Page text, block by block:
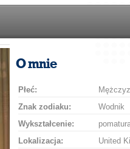
O mnie
Płeć:
Znak zodiaku:
Wodnik
Wykształcenie:
Lokalizacja:
United